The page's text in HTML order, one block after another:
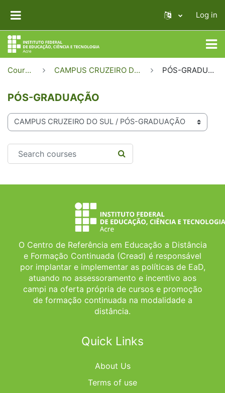
Log in
Courses CAMPUS CRUZEIRO DO SUL PÓS-GRADUAÇÃO
PÓS-GRADUAÇÃO
Course categories
Search courses
SEARCH COURSES
O Centro de Referência em Educação a Distância
e Formação Continuada (Cread) é responsável
por implantar e implementar as políticas de EaD,
atuando no assessoramento e incentivo aos
campi na oferta própria de cursos e promoção
de formação continuada na modalidade a
distância.
Quick Links
About Us
Terms of use